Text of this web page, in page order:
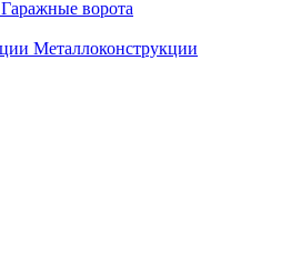
Гаражные ворота
Металлоконструкции